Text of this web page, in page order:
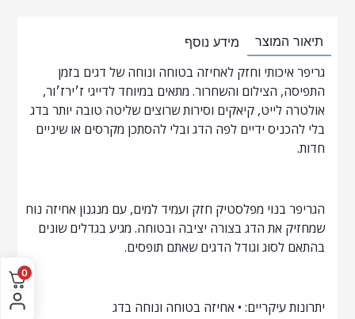
תיאור המוצר מידע נוסף
גריפר איכותי וחזק לאחיזה בטוחה ונוחה של דגים בזמן
התפיסה, הצילום והשחרור. מתאים במיוחד לדייגי ז׳ירז׳ור,
אולטרה לייט, קיאקים וסירות שרוצים שליטה טובה יותר בדג
בלי להכניס ידיים לפה הדג ובלי להסתכן מקרסים או שיניים
חדות.
הגריפר בנוי מפלסטיק חזק ועמיד למים, עם מנגנון אחיזה נוח
שמחזיק את הדג בצורה יציבה ובטוחה. מגיע בגדלים שונים
בהתאם לסוג וגודל הדגים שאתם תופסים.
יתרונות עיקריים: • אחיזה בטוחה ונוחה בדג
0